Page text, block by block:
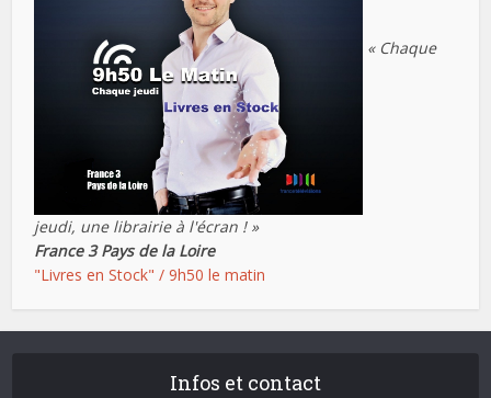
« Chaque
jeudi, une librairie à l'écran ! »
France 3 Pays de la Loire
"Livres en Stock" / 9h50 le matin
Infos et contact